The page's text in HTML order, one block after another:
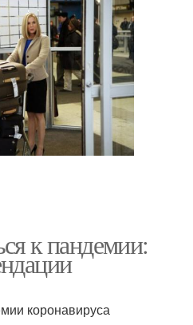
к пандемии:
коронавируса